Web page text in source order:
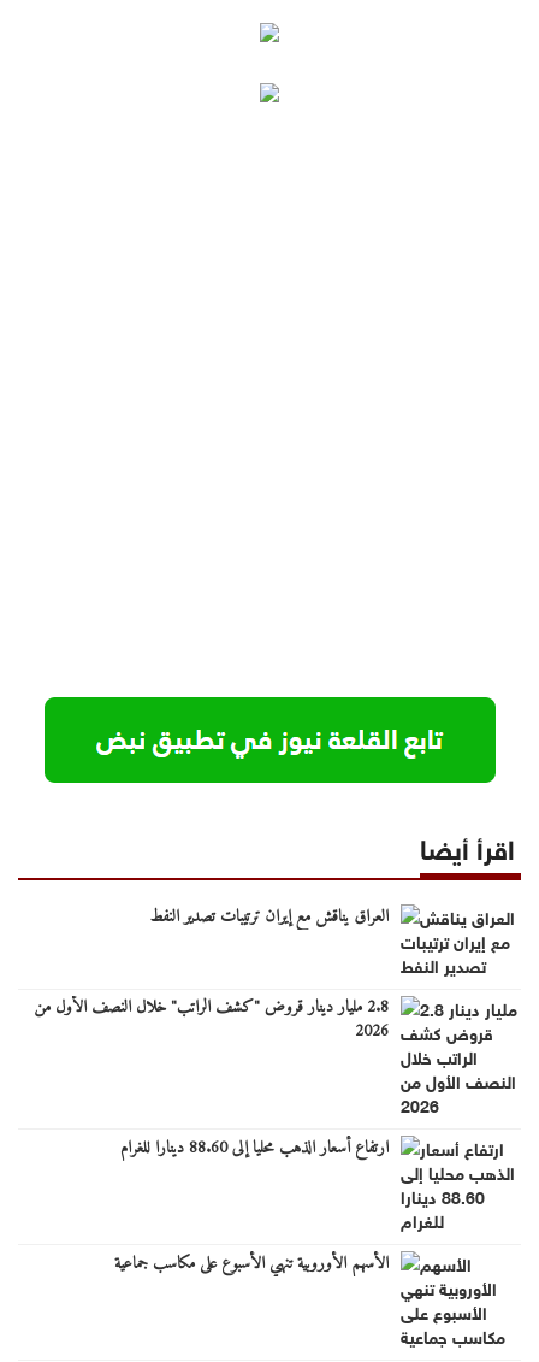
اقرأ أيضا
العراق يناقش مع إيران ترتيبات تصدير النفط
2.8 مليار دينار قروض "كشف الراتب" خلال النصف الأول من
2026
ارتفاع أسعار الذهب محليا إلى 88.60 دينارا للغرام
الأسهم الأوروبية تنهي الأسبوع على مكاسب جماعية